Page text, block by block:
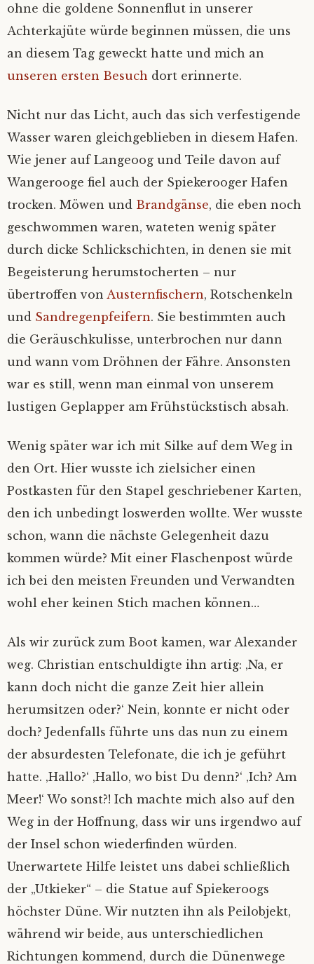
Hausmannskost
Verwaschene Zeit
Voll auf Zucker
Küstenpfade
‚Keine Sonnenuntergänge, bitte…‘
Postbox inside
Boat Stop
Regenbogen und andere Kausalketten
Big Five – minus one
Fair winds
Sitzriesen ohne Schuhe
Flachwasser
‚Gute Wahl, hätte ich auch genommen‘
Zurückfahren ist immer sch…
Lichtermeer
Wenn die Seekarte recht hat
‚Kein Wind von vorn’
Unsichtig
Damp – ausgetrickst
Schilksee – drunter und drüber
Schoko-Traum
Aufsässig Teil 2
Tor!
Mondsonate
Graduelle Unterschiede
Durchgedreht
Bald rum
Vergessene Orte – versunkene Welten
Granat
Nicht Sand in den Schuhn, nur Schlick an
den Füßen
Einhand Ü-70
Ruf nach dem Gennaker
Romantik im Schlicklock
Mythos Helgoland
Skippis Keks
Abbruch
Schickeria
Ullas Container
Funzeln
Die schönste von allen…
Hab‘ ich‘s nicht gesagt?
Sahne-Gate
Verschlüsselung
Rumtreiber
Ganz wichtig: gelangweilt gucken…
Lichtermeer
Von Inseln, Krabben und späten Einsichten
Langläufer, Querläufer, Tiefgänger
Gut gespült
Die Welt für ein Segel
Spiekeroog 2019
Helgoland
Wer misst, misst Mist
‚Das ist hier bei uns so’
Enthusiastisches Unwissen
Nummer fünf lebt – fast
‚Rückwärts geht!‘
Eine Schwalbe macht noch keinen…
Fairy Glen, Lamlash und der Abschied von
der Insel
ohne die goldene Sonnenflut in unserer
Achterkajüte würde beginnen müssen, die uns
an diesem Tag geweckt hatte und mich an
unseren ersten Besuch dort erinnerte.
Nicht nur das Licht, auch das sich verfestigende
Wasser waren gleichgeblieben in diesem Hafen.
Wie jener auf Langeoog und Teile davon auf
Wangerooge fiel auch der Spiekerooger Hafen
trocken. Möwen und Brandgänse, die eben noch
geschwommen waren, wateten wenig später
durch dicke Schlickschichten, in denen sie mit
Begeisterung herumstocherten – nur
übertroffen von Austernfischern, Rotschenkeln
und Sandregenpfeifern. Sie bestimmten auch
die Geräuschkulisse, unterbrochen nur dann
und wann vom Dröhnen der Fähre. Ansonsten
war es still, wenn man einmal von unserem
lustigen Geplapper am Frühstückstisch absah.
Wenig später war ich mit Silke auf dem Weg in
den Ort. Hier wusste ich zielsicher einen
Postkasten für den Stapel geschriebener Karten,
den ich unbedingt loswerden wollte. Wer wusste
schon, wann die nächste Gelegenheit dazu
kommen würde? Mit einer Flaschenpost würde
ich bei den meisten Freunden und Verwandten
wohl eher keinen Stich machen können…
Als wir zurück zum Boot kamen, war Alexander
weg. Christian entschuldigte ihn artig: ‚Na, er
kann doch nicht die ganze Zeit hier allein
herumsitzen oder?‘ Nein, konnte er nicht oder
doch? Jedenfalls führte uns das nun zu einem
der absurdesten Telefonate, die ich je geführt
hatte. ‚Hallo?‘ ‚Hallo, wo bist Du denn?‘ ‚Ich? Am
Meer!‘ Wo sonst?! Ich machte mich also auf den
Weg in der Hoffnung, dass wir uns irgendwo auf
der Insel schon wiederfinden würden.
Unerwartete Hilfe leistet uns dabei schließlich
der „Utkieker“ – die Statue auf Spiekeroogs
höchster Düne. Wir nutzten ihn als Peilobjekt,
während wir beide, aus unterschiedlichen
Richtungen kommend, durch die Dünenwege